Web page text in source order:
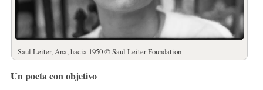
Saul Leiter, Ana, hacia 1950 © Saul Leiter Foundation
Un poeta con objetivo